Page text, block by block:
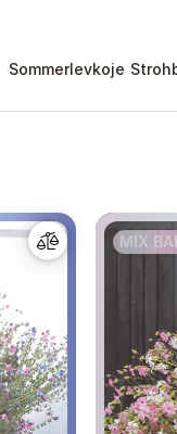
Sommerlevkoje
MIX